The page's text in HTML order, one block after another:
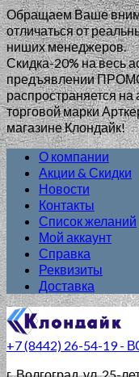
Обращаем Ваше
отличаться от
ниших менеджеров.
Скидка-20% на весь
предъявлении
распространяется
торговой марки
магазине Клондайк!
О компании
Акции & Скидки
Новости
Контакты
Список желаний
Мой аккаунт
Справка
Реквизиты
Доставка
+7 (8442) 26-54-19 -